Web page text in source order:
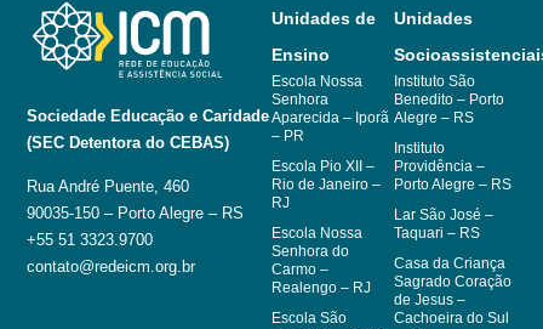
Sociedade Educação e Caridade
(SEC Detentora do CEBAS)
Rua André Puente, 460
90035-150 – Porto Alegre – RS
+55 51 3323.9700
contato@redeicm.org.br
Unidades de
Ensino
Escola Nossa
Senhora
Aparecida – Iporã
– PR
Escola Pio XII –
Rio de Janeiro –
RJ
Escola Nossa
Senhora do
Carmo –
Realengo – RJ
Escola São
Unidades
Instituto São
Benedito – Porto
Alegre – RS
Instituto
Providência –
Porto Alegre – RS
Lar São José –
Taquari – RS
Casa da Criança
Sagrado Coração
de Jesus –
Cachoeira do Sul